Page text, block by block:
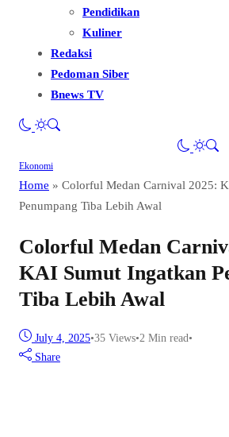
Pendidikan
Kuliner
Redaksi
Pedoman Siber
Bnews TV
Ekonomi
Home » Colorful Medan Carnival 2025:
Penumpang Tiba Lebih Awal
Colorful Medan
KAI Sumut Ingatkan
Tiba Lebih Awal
July 4, 2025•35 Views•2 Min read•
Share